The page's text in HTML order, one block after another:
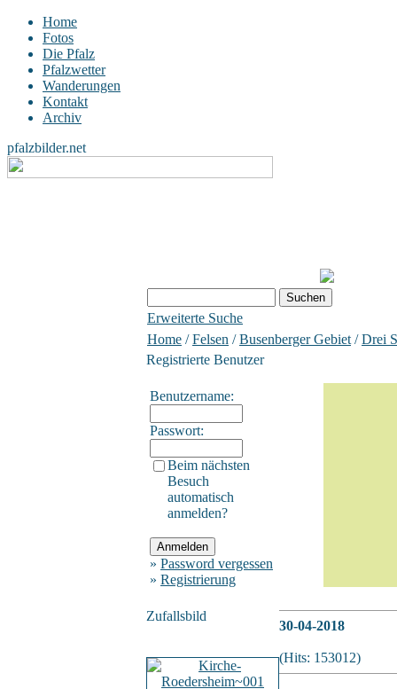
Home
Fotos
Die Pfalz
Pfalzwetter
Wanderungen
Kontakt
Archiv
pfalzbilder.net
Erweiterte Suche
Home /Felsen /Busenberger Gebiet /Drei
Registrierte Benutzer
Benutzername:
Passwort:
Beim nächsten
Besuch
automatisch
anmelden?
» Password vergessen
» Registrierung
Zufallsbild
30-04-2018
(Hits: 153012)